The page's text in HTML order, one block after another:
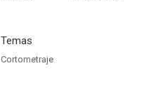
Temas
Cortometraje